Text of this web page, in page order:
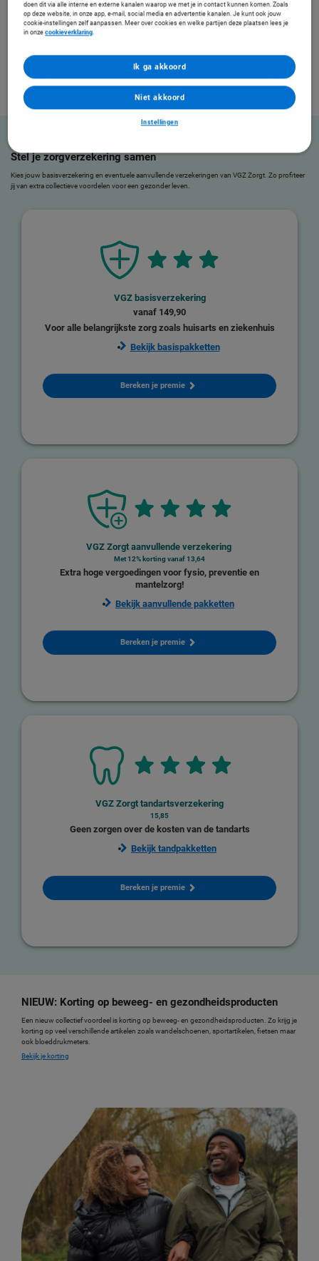
Stel je zorgverzekering samen
Kies jouw basisverzekering en eventuele aanvullende verzekeringen van VGZ Zorgt. Zo profiteer
jij van extra collectieve voordelen voor een gezonder leven.
VGZ basisverzekering
vanaf 149,90
Voor alle belangrijkste zorg zoals huisarts en ziekenhuis
Bekijk basispakketten
Bereken je premie
VGZ Zorgt aanvullende verzekering
Met 12% korting vanaf 13,64
Extra hoge vergoedingen voor fysio, preventie en
mantelzorg!
Bekijk aanvullende pakketten
Bereken je premie
VGZ Zorgt tandartsverzekering
15,85
Geen zorgen over de kosten van de tandarts
Bekijk tandpakketten
Bereken je premie
NIEUW: Korting op beweeg- en gezondheidsproducten
Een nieuw collectief voordeel is korting op beweeg- en gezondheidsproducten. Zo krijg je
korting op veel verschillende artikelen zoals wandelschoenen, sportartikelen, fietsen maar
ook bloeddrukmeters.
Bekijk je korting
doen dit via alle interne en externe kanalen waarop we met je in contact kunnen komen. Zoals
op deze website, in onze app, e-mail, social media en advertentie kanalen. Je kunt ook jouw
cookie-instellingen zelf aanpassen. Meer over cookies en welke partijen deze plaatsen lees je
in onzecookieverklaring.
Instellingen
Niet akkoord
Ik ga akkoord